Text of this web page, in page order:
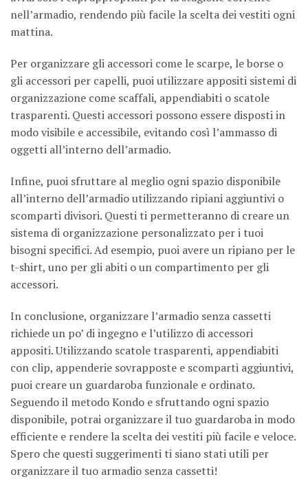
nell’armadio, rendendo più facile la scelta dei vestiti ogni
mattina.
Per organizzare gli accessori come le scarpe, le borse o
gli accessori per capelli, puoi utilizzare appositi sistemi di
organizzazione come scaffali, appendiabiti o scatole
trasparenti. Questi accessori possono essere disposti in
modo visibile e accessibile, evitando così l’ammasso di
oggetti all’interno dell’armadio.
Infine, puoi sfruttare al meglio ogni spazio disponibile
all’interno dell’armadio utilizzando ripiani aggiuntivi o
scomparti divisori. Questi ti permetteranno di creare un
sistema di organizzazione personalizzato per i tuoi
bisogni specifici. Ad esempio, puoi avere un ripiano per le
t-shirt, uno per gli abiti o un compartimento per gli
accessori.
In conclusione, organizzare l’armadio senza cassetti
richiede un po’ di ingegno e l’utilizzo di accessori
appositi. Utilizzando scatole trasparenti, appendiabiti
con clip, appenderie sovrapposte e scomparti aggiuntivi,
puoi creare un guardaroba funzionale e ordinato.
Seguendo il metodo Kondo e sfruttando ogni spazio
disponibile, potrai organizzare il tuo guardaroba in modo
efficiente e rendere la scelta dei vestiti più facile e veloce.
Spero che questi suggerimenti ti siano stati utili per
organizzare il tuo armadio senza cassetti!